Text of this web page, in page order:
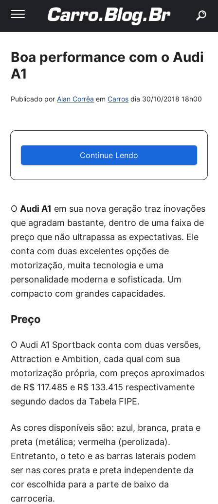
Boa performance com o Audi
A1
Publicado porAlan Corrêa emCarros dia 30/10/2018 18h00
Continue Lendo
O Audi A1 em sua nova geração traz inovações
que agradam bastante, dentro de uma faixa de
preço que não ultrapassa as expectativas. Ele
conta com duas excelentes opções de
motorização, muita tecnologia e uma
personalidade moderna e sofisticada. Um
compacto com grandes capacidades.
Preço
O Audi A1 Sportback conta com duas versões,
Attraction e Ambition, cada qual com sua
motorização própria, com preços aproximados
de R$ 117.485 e R$ 133.415 respectivamente
segundo dados da Tabela FIPE.
As cores disponíveis são: azul, branca, prata e
preta (metálica; vermelha (perolizada).
Entretanto, o teto e as barras laterais podem
ser nas cores prata e preta independente da
cor escolhida para a parte de baixo da
carroceria.